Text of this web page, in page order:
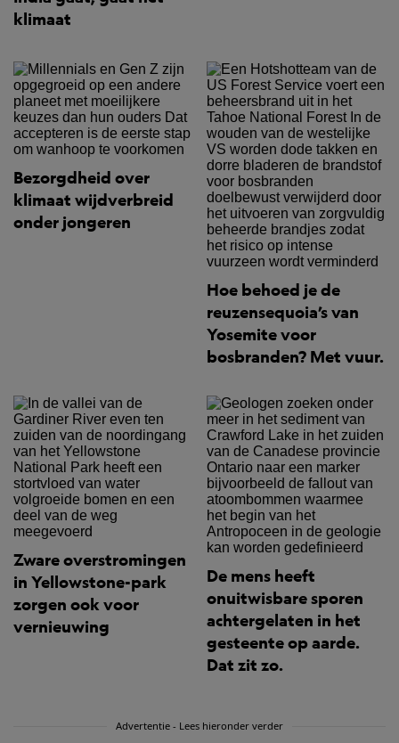
klimaat
Bezorgdheid over
klimaat wijdverbreid
onder jongeren
Hoe behoed je de
reuzensequoia’s van
Yosemite voor
bosbranden? Met vuur.
Zware overstromingen
in Yellowstone-park
zorgen ook voor
vernieuwing
De mens heeft
onuitwisbare sporen
achtergelaten in het
gesteente op aarde.
Dat zit zo.
Advertentie - Lees hieronder verder